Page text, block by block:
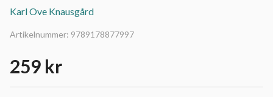
Karl Ove Knausgård
Artikelnummer: 9789178877997
259 kr